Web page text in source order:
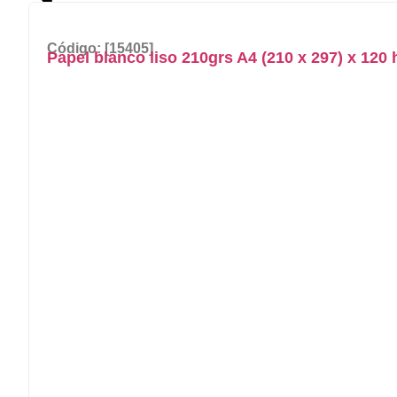
Código: [15405]
Papel blanco liso 210grs A4 (210 x 297) x 120